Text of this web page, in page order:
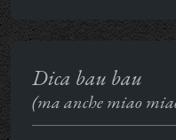
Dica bau bau
(ma anche miao